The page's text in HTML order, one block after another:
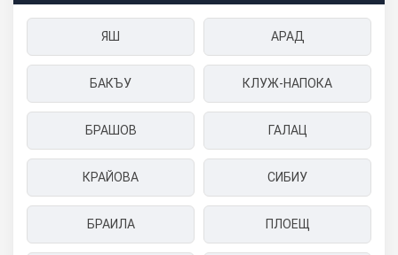
ЯШ АРАД
БАКЪУ КЛУЖ-НАПОКА
БРАШОВ ГАЛАЦ
КРАЙОВА СИБИУ
БРАИЛА ПЛОЕЩ